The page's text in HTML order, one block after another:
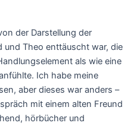
der Darstellung der
und Theo enttäuscht war, die
als wie eine
Ich habe meine
aber dieses war anders –
mit einem alten Freund
hörbücher und